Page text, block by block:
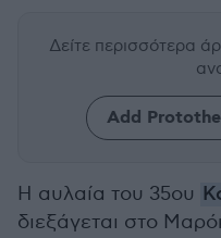
Δείτε περισσότερα
Add
Η αυλαία του 35ου
διεξάγεται στο